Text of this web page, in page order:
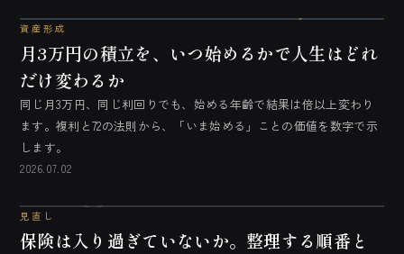
資産形成
月3万円の積立を、いつ始めるかで人生はどれ
だけ変わるか
同じ月3万円、同じ利回りでも、始める年齢で結果は倍以上変わり
ます。複利と72の法則から、「いま始める」ことの価値を数字で示
します。
2026.07.02
見直し
保険は入り過ぎていないか。整理する順番と